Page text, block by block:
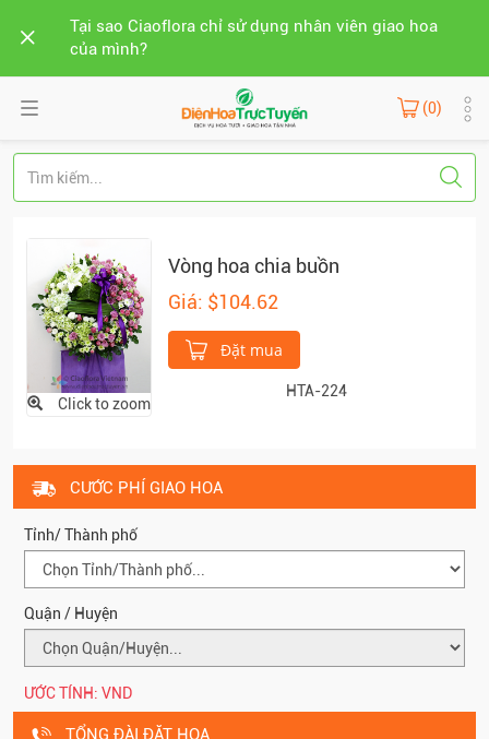
Tại sao Ciaoflora chỉ sử dụng nhân viên giao hoa
của mình?
(0)
Click to zoom
Vòng hoa chia buồn
Giá: $104.62
Đặt mua
HTA-224
CƯỚC PHÍ GIAO HOA
Tỉnh/ Thành phố
Quận / Huyện
ƯỚC TÍNH: VND
TỔNG ĐÀI ĐẶT HOA